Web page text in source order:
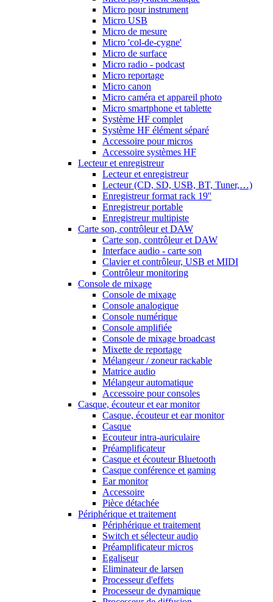
Micro pour instrument
Micro USB
Micro de mesure
Micro 'col-de-cygne'
Micro de surface
Micro radio - podcast
Micro reportage
Micro canon
Micro caméra et appareil photo
Micro smartphone et tablette
Système HF complet
Système HF élément séparé
Accessoire pour micros
Accessoire systèmes HF
Lecteur et enregistreur
Lecteur et enregistreur
Lecteur (CD, SD, USB, BT, Tuner,…)
Enregistreur format rack 19''
Enregistreur portable
Enregistreur multipiste
Carte son, contrôleur et DAW
Carte son, contrôleur et DAW
Interface audio - carte son
Clavier et contrôleur, USB et MIDI
Contrôleur monitoring
Console de mixage
Console de mixage
Console analogique
Console numérique
Console amplifiée
Console de mixage broadcast
Mixette de reportage
Mélangeur / zoneur rackable
Matrice audio
Mélangeur automatique
Accessoire pour consoles
Casque, écouteur et ear monitor
Casque, écouteur et ear monitor
Casque
Ecouteur intra-auriculaire
Préamplificateur
Casque et écouteur Bluetooth
Casque conférence et gaming
Ear monitor
Accessoire
Pièce détachée
Périphérique et traitement
Périphérique et traitement
Switch et sélecteur audio
Préamplificateur micros
Egaliseur
Eliminateur de larsen
Processeur d'effets
Processeur de dynamique